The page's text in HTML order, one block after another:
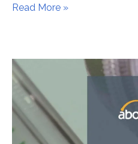
Read More »
Monitoramento
e
Medição
Remota
de
Gases